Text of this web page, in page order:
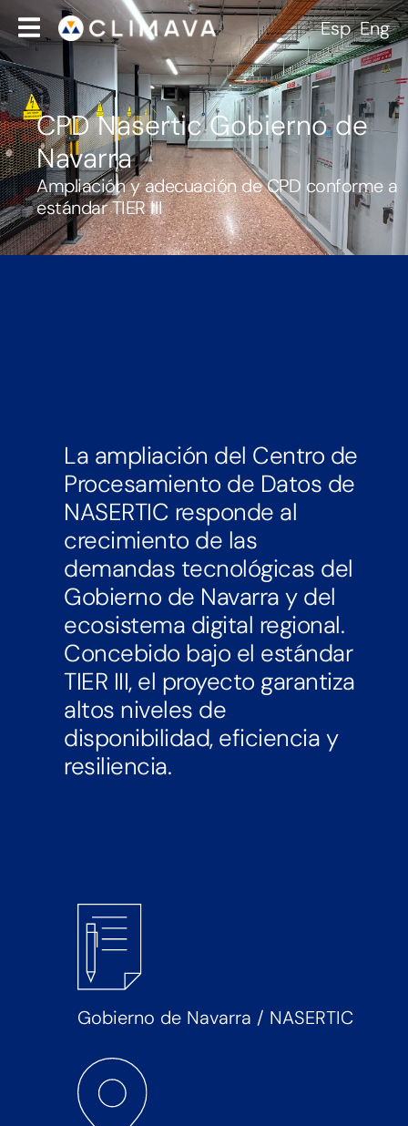
Esp Eng
CPD Nasertic Gobierno de
Navarra
Ampliación y adecuación de CPD conforme a
estándar TIER III
La ampliación del Centro de
Procesamiento de Datos de
NASERTIC responde al
crecimiento de las
demandas tecnológicas del
Gobierno de Navarra y del
ecosistema digital regional.
Concebido bajo el estándar
TIER III, el proyecto garantiza
altos niveles de
disponibilidad, eficiencia y
resiliencia.
Gobierno de Navarra / NASERTIC